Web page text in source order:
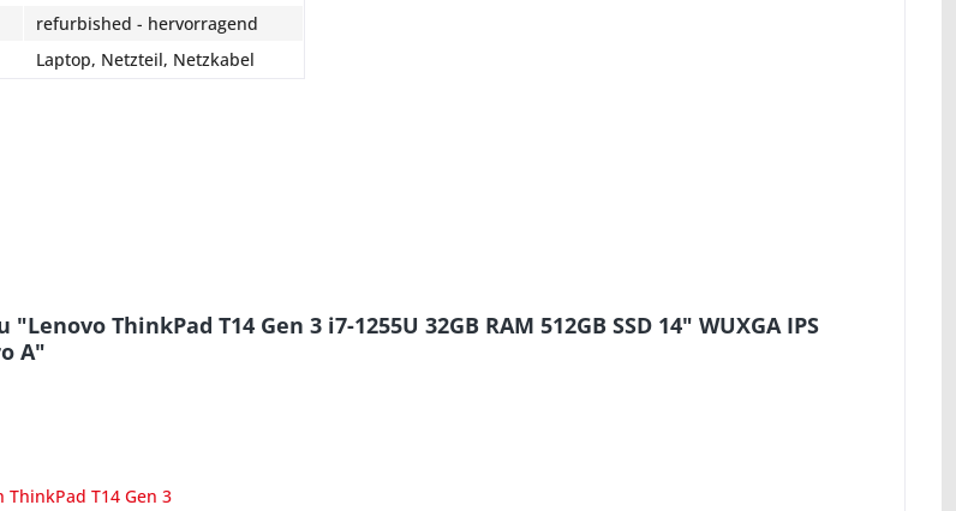
refurbished - hervorragend
Laptop, Netzteil, Netzkabel
ThinkPad T14 Gen 3 i7-1255U 32GB RAM 512GB SSD 14" WUXGA IPS
A"
T14 Gen 3